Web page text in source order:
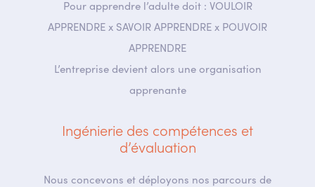
Pour apprendre l’adulte doit : VOULOIR
APPRENDRE x SAVOIR APPRENDRE x POUVOIR
APPRENDRE
L’entreprise devient alors une organisation
apprenante
Ingénierie des compétences et
d’évaluation
Nous concevons et déployons nos parcours de